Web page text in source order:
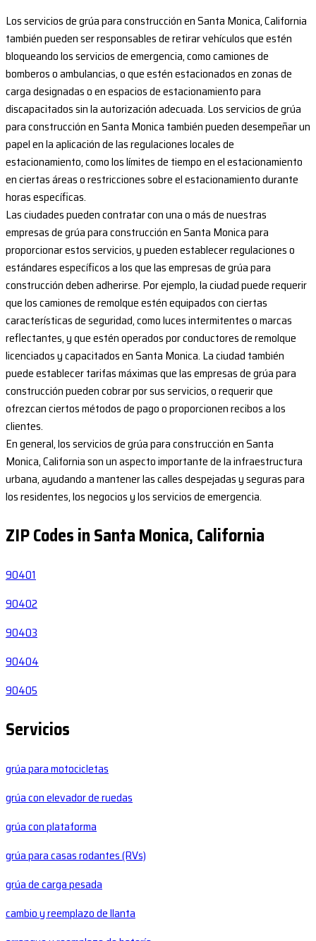
Los servicios de grúa para construcción en Santa Monica, California
también pueden ser responsables de retirar vehículos que estén
bloqueando los servicios de emergencia, como camiones de
bomberos o ambulancias, o que estén estacionados en zonas de
carga designadas o en espacios de estacionamiento para
discapacitados sin la autorización adecuada. Los servicios de grúa
para construcción en Santa Monica también pueden desempeñar un
papel en la aplicación de las regulaciones locales de
estacionamiento, como los límites de tiempo en el estacionamiento
en ciertas áreas o restricciones sobre el estacionamiento durante
horas específicas.
Las ciudades pueden contratar con una o más de nuestras
empresas de grúa para construcción en Santa Monica para
proporcionar estos servicios, y pueden establecer regulaciones o
estándares específicos a los que las empresas de grúa para
construcción deben adherirse. Por ejemplo, la ciudad puede requerir
que los camiones de remolque estén equipados con ciertas
características de seguridad, como luces intermitentes o marcas
reflectantes, y que estén operados por conductores de remolque
licenciados y capacitados en Santa Monica. La ciudad también
puede establecer tarifas máximas que las empresas de grúa para
construcción pueden cobrar por sus servicios, o requerir que
ofrezcan ciertos métodos de pago o proporcionen recibos a los
clientes.
En general, los servicios de grúa para construcción en Santa
Monica, California son un aspecto importante de la infraestructura
urbana, ayudando a mantener las calles despejadas y seguras para
los residentes, los negocios y los servicios de emergencia.
ZIP Codes in Santa Monica, California
90401
90402
90403
90404
90405
Servicios
grúa para motocicletas
grúa con elevador de ruedas
grúa con plataforma
grúa para casas rodantes (RVs)
grúa de carga pesada
cambio y reemplazo de llanta